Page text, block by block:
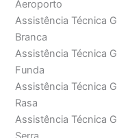
Aeroporto
Assistência Técnica
Branca
Assistência Técnica
Funda
Assistência Técnica
Rasa
Assistência Técnica